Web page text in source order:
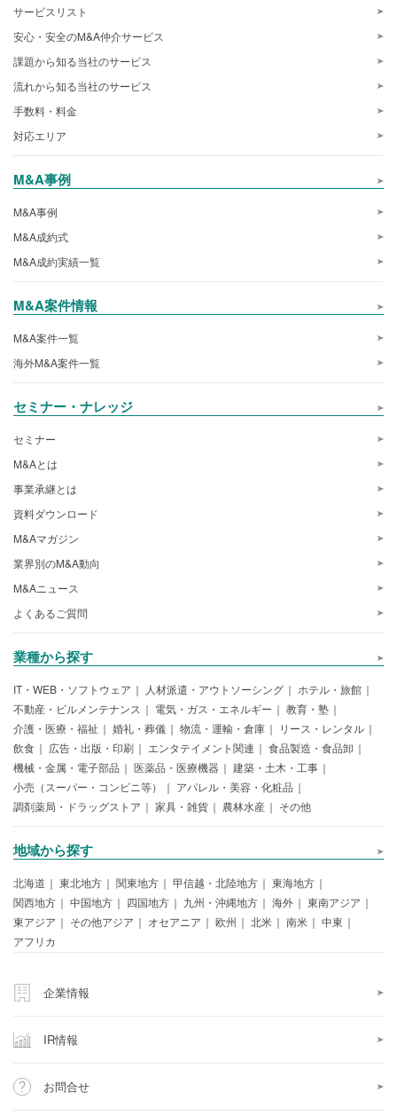
サービスリスト
安心・安全のM&A仲介サービス
課題から知る当社のサービス
流れから知る当社のサービス
手数料・料金
対応エリア
M&A事例
M&A事例
M&A成約式
M&A成約実績一覧
M&A案件情報
M&A案件一覧
海外M&A案件一覧
セミナー・ナレッジ
セミナー
M&Aとは
事業承継とは
資料ダウンロード
M&Aマガジン
業界別のM&A動向
M&Aニュース
よくあるご質問
業種から探す
IT・WEB・ソフトウェア 人材派遣・アウトソーシング
ホテル・旅館
不動産・ビルメンテナンス
電気・ガス・エネルギー
教育・塾
介護・医療・福祉
婚礼・葬儀 物流・運輸・倉庫
リース・レンタル
飲食
広告・出版・印刷 エンタテイメント関連
食品製造・食品卸
機械・金属・電子部品
医薬品・医療機器
建築・土木・工事
小売（スーパー・コンビニ等）
アパレル・美容・化粧品
調剤薬局・ドラッグストア
家具・雑貨 農林水産 その他
地域から探す
北海道 東北地方 関東地方 甲信越・北陸地方
東海地方
関西地方
中国地方 四国地方 九州・沖縄地方 海外
東南アジア
東アジア
その他アジア オセアニア 欧州 北米 南米
中東
アフリカ
企業情報
IR情報
お問合せ